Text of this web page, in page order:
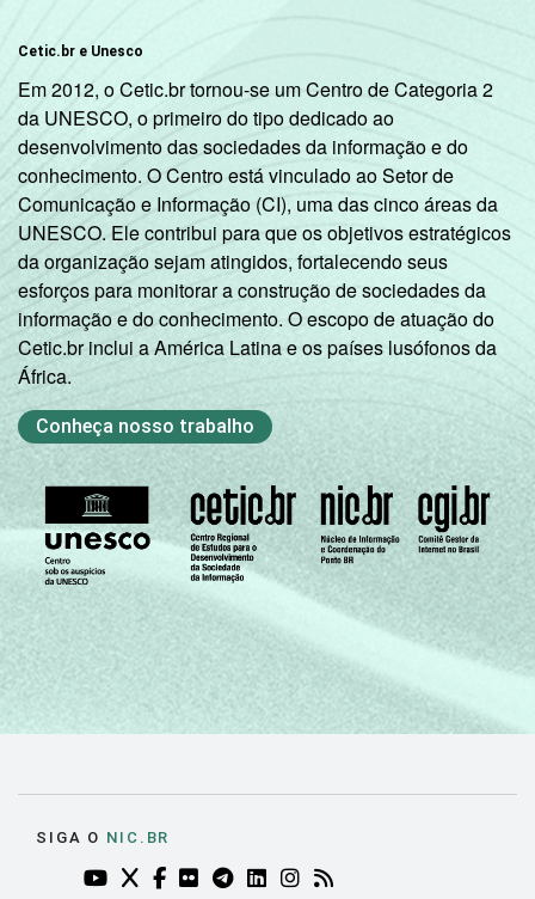
Não sabe 96
Não
respondeu
CLASSE
SOCIAL
A 98
B 99 1
DE
CONDIÇÃO
DE
ATIVIDADE
Na força de
trabalho
96 3
Fora da
trabalho
90
Fonte: CGI.br/NIC.br, Centro Regional de
Estudos para o Desenvolvimento da
Pesquisa sobre o uso das tecnologias de
brasileiros - TIC Domicílios 2021.
Cetic.br e Unesco
Em 2012, o Cetic.br tornou-se um Centro de Categoria 2
da UNESCO, o primeiro do tipo dedicado ao
desenvolvimento das sociedades da informação e do
conhecimento. O Centro está vinculado ao Setor de
Comunicação e Informação (CI), uma das cinco áreas da
UNESCO. Ele contribui para que os objetivos estratégicos
da organização sejam atingidos, fortalecendo seus
esforços para monitorar a construção de sociedades da
informação e do conhecimento. O escopo de atuação do
Cetic.br inclui a América Latina e os países lusófonos da
África.
Conheça nosso trabalho
SIGA O NIC.BR
YOUTUBE DO NIC.BR (ABRE EM NOVA ABA)
TWITTER DO NIC.BR (ABRE EM NOVA ABA)
FACEBOOK DO NIC.BR (ABRE EM NOVA
FLICKR DO NIC.BR (ABRE EM NOVA
TELEGRAM DO NIC.BR (ABRE EM
LINKEDIN DO NIC.BR (ABRE
INSTAGRAM DO NIC.BR
RSS DO NIC.BR (ABRE